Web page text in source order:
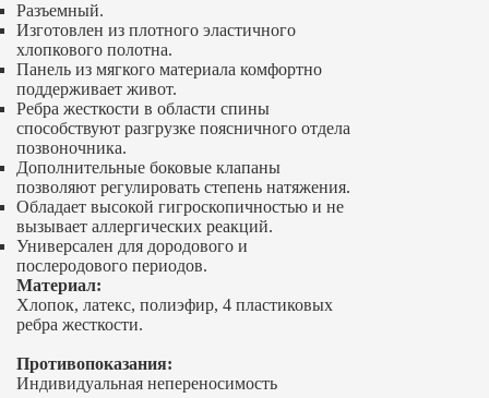
Разъемный.
Изготовлен из плотного эластичного
хлопкового полотна.
Панель из мягкого материала комфортно
поддерживает живот.
Ребра жесткости в области спины
способствуют разгрузке поясничного отдела
позвоночника.
Дополнительные боковые клапаны
позволяют регулировать степень натяжения.
Обладает высокой гигроскопичностью и не
вызывает аллергических реакций.
Универсален для дородового и
послеродового периодов.
Материал:
Хлопок, латекс, полиэфир, 4 пластиковых
ребра жесткости.
Противопоказания:
Индивидуальная непереносимость